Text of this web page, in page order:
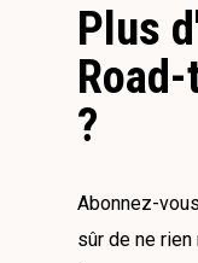
Plus
?
Abonnez-
sûr de ne rien